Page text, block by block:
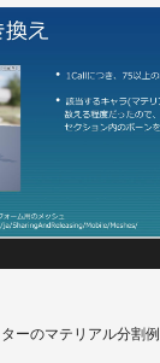
ーのマテリアル分割例